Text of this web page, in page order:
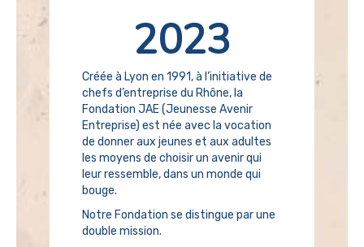
2023
Créée à Lyon en 1991, à l’initiative de
chefs d’entreprise du Rhône, la
Fondation JAE (Jeunesse Avenir
Entreprise) est née avec la vocation
de donner aux jeunes et aux adultes
les moyens de choisir un avenir qui
leur ressemble, dans un monde qui
bouge.
Notre Fondation se distingue par une
double mission.